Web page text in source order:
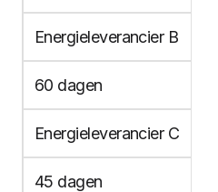
Energieleverancier B
60 dagen
Energieleverancier C
45 dagen